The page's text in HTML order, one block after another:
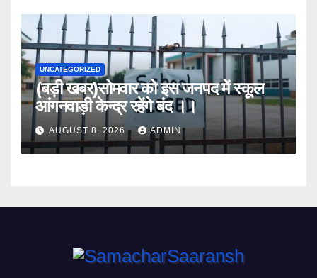
UNCATEGORIZED
(बड़ी खबर)सोमवार को इस जनपद में स्कूल
आंगनवाड़ी केन्द्र रहेंगे बंद ।।
AUGUST 8, 2026 ADMIN